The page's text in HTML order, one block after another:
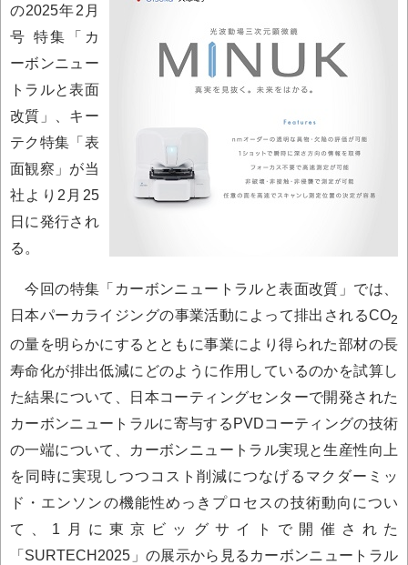
の2025年2月
号 特集「カ
ーボンニュー
トラルと表面
改質」、キー
テク特集「表
面観察」が当
社より2月25
日に発行され
る。
今回の特集「カーボンニュートラルと表面改質」では、
日本パーカライジングの事業活動によって排出されるCO2
の量を明らかにするとともに事業により得られた部材の長
寿命化が排出低減にどのように作用しているのかを試算し
た結果について、日本コーティングセンターで開発された
カーボンニュートラルに寄与するPVDコーティングの技術
の一端について、カーボンニュートラル実現と生産性向上
を同時に実現しつつコスト削減につなげるマクダーミッ
ド・エンソンの機能性めっきプロセスの技術動向につい
て、1月に東京ビッグサイトで開催された
「SURTECH2025」の展示から見るカーボンニュートラル